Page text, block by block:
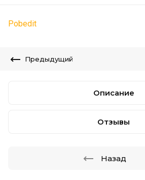
Pobedit
Предыдущий
Описание
Отзывы
Назад